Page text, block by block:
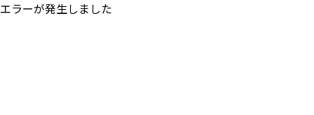
エラーが発生しました